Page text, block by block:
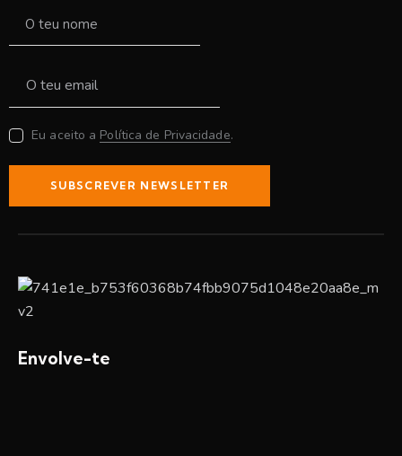
Eu aceito a Política de Privacidade.
SUBSCREVER NEWSLETTER
Envolve-te